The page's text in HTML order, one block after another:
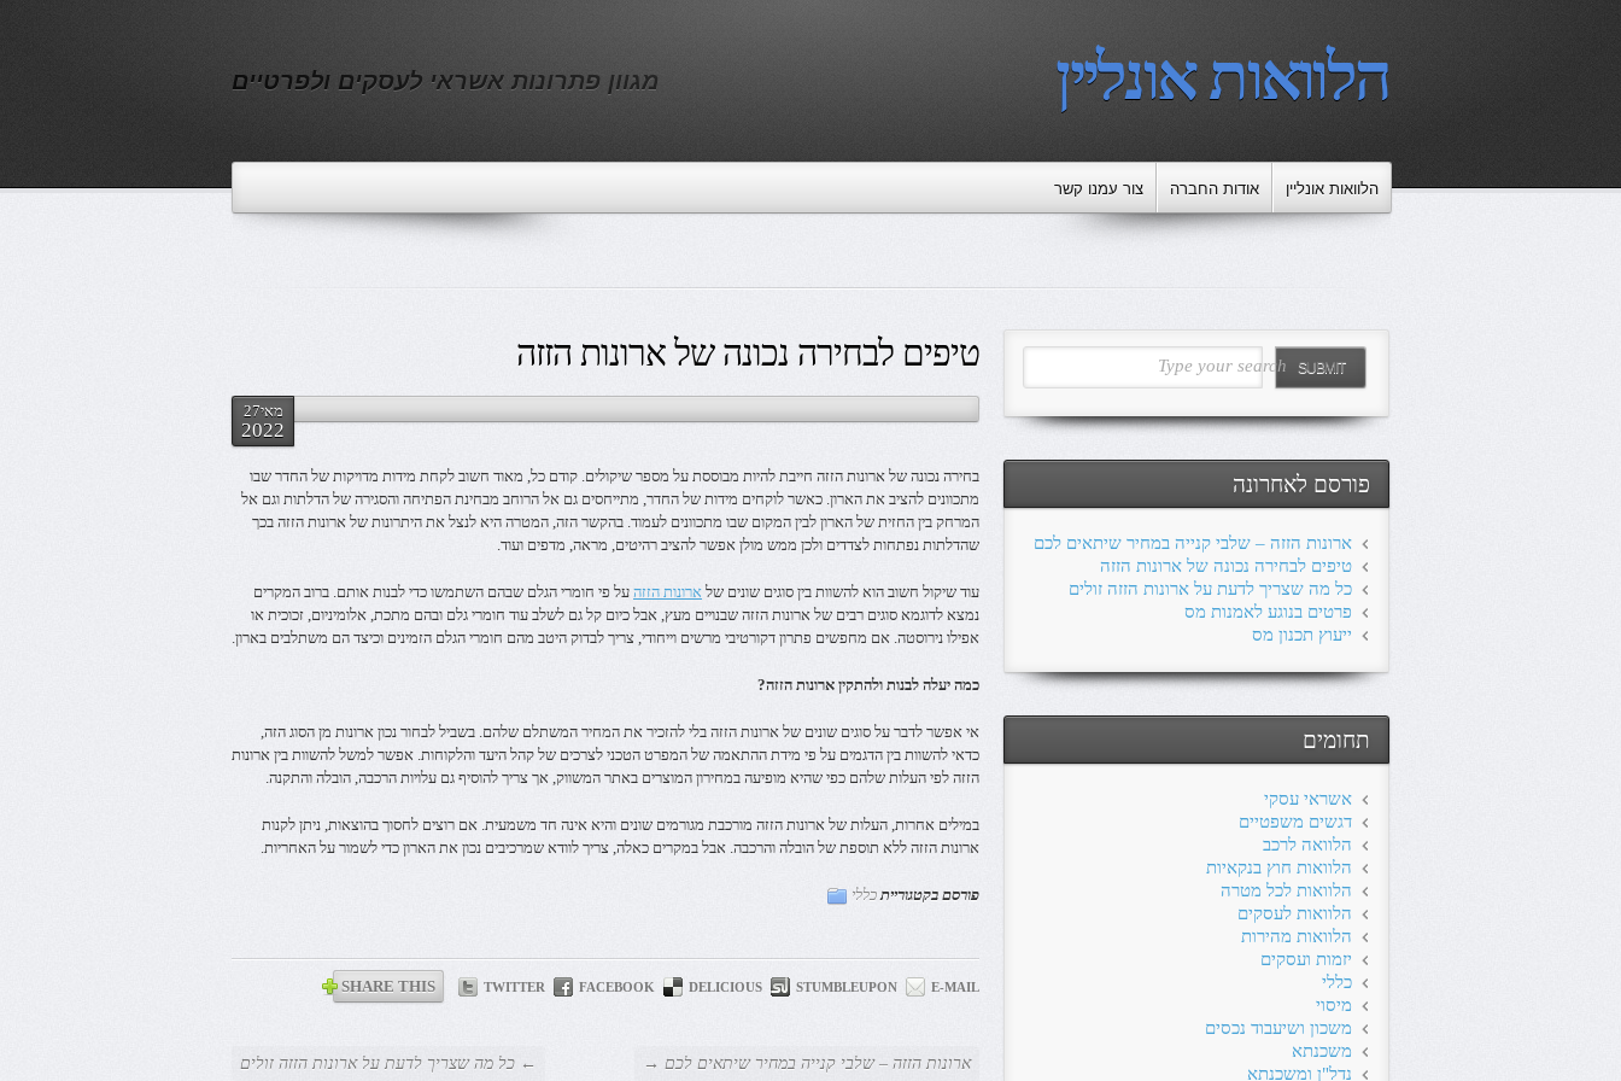
הלוואות אונליין מגוון פתרונות אשראי לעסקים ולפרטיים
הלוואות אונליין אודות החברה צור עמנו קשר
טיפים לבחירה נכונה של ארונות הזזה
מאי27
2022
בחירה נכונה של ארונות הזזה חייבת להיות מבוססת על מספר שיקולים. קודם כל, מאוד חשוב לקחת מידות מדויקות של החדר שבו
מתכוונים להציב את הארון. כאשר לוקחים מידות של החדר, מתייחסים גם אל הרוחב מבחינת הפתיחה והסגירה של הדלתות וגם אל
המרחק בין החזית של הארון לבין המקום שבו מתכוונים לעמוד. בהקשר הזה, המטרה היא לנצל את היתרונות של ארונות הזזה בכך
שהדלתות נפתחות לצדדים ולכן ממש מולן אפשר להציב רהיטים, מראה, מדפים ועוד.
עוד שיקול חשוב הוא להשוות בין סוגים שונים של ארונות הזזה על פי חומרי הגלם שבהם השתמשו כדי לבנות אותם. ברוב המקרים
נמצא לדוגמא סוגים רבים של ארונות הזזה שבנויים מעץ, אבל כיום קל גם לשלב עוד חומרי גלם ובהם מתכת, אלומיניום, זכוכית או
אפילו נירוסטה. אם מחפשים פתרון דקורטיבי מרשים וייחודי, צריך לבדוק היטב מהם חומרי הגלם הזמינים וכיצד הם משתלבים בארון.
כמה יעלה לבנות ולהתקין ארונות הזזה?
אי אפשר לדבר על סוגים שונים של ארונות הזזה בלי להזכיר את המחיר המשתלם שלהם. בשביל לבחור נכון ארונות מן הסוג הזה,
כדאי להשוות בין הדגמים על פי מידת ההתאמה של המפרט הטכני לצרכים של קהל היעד והלקוחות. אפשר למשל להשוות בין ארונות
הזזה לפי העלות שלהם כפי שהיא מופיעה במחירון המוצרים באתר המשווק, אך צריך להוסיף גם עלויות הרכבה, הובלה והתקנה.
במילים אחרות, העלות של ארונות הזזה מורכבת מגורמים שונים והיא אינה חד משמעית. אם רוצים לחסוך בהוצאות, ניתן לקנות
ארונות הזזה ללא תוספת של הובלה והרכבה. אבל במקרים כאלה, צריך לוודא שמרכיבים נכון את הארון כדי לשמור על האחריות.
פורסם בקטגוריית כללי
SHARE THIS TWITTER FACEBOOK DELICIOUS STUMBLEUPON E-MAIL
← כל מה שצריך לדעת על ארונות הזזה זולים ארונות הזזה – שלבי קנייה במחיר שיתאים לכם →
Type your search SUBMIT
פורסם לאחרונה
ארונות הזזה – שלבי קנייה במחיר שיתאים לכם
טיפים לבחירה נכונה של ארונות הזזה
כל מה שצריך לדעת על ארונות הזזה זולים
פרטים בנוגע לאמנות מס
ייעוץ תכנון מס
תחומים
אשראי עסקי
דגשים משפטיים
הלוואה לרכב
הלוואות חוץ בנקאיות
הלוואות לכל מטרה
הלוואות לעסקים
הלוואות מהירות
יזמות ועסקים
כללי
מיסוי
משכון ושיעבוד נכסים
משכנתא
נדל"ן ומשכנתא